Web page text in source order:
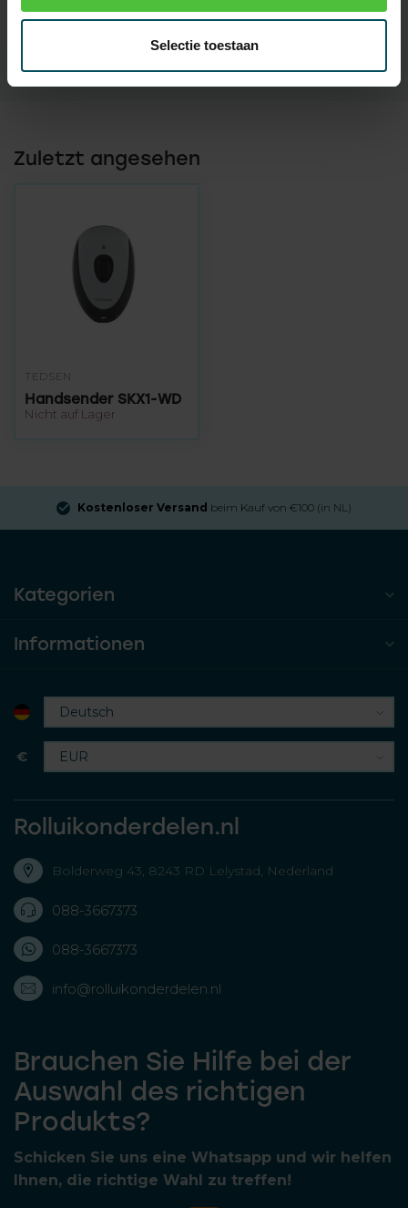
Selectie toestaan
Zuletzt angesehen
TEDSEN
Handsender SKX1-WD
Nicht auf Lager
Kostenloser Versand beim Kauf von €100 (in NL)
Kategorien
Informationen
€
Rolluikonderdelen.nl
Bolderweg 43, 8243 RD Lelystad, Nederland
088-3667373
088-3667373
info@rolluikonderdelen.nl
Brauchen Sie Hilfe bei der
Auswahl des richtigen
Produkts?
Schicken Sie uns eine Whatsapp und wir helfen
Ihnen, die richtige Wahl zu treffen!